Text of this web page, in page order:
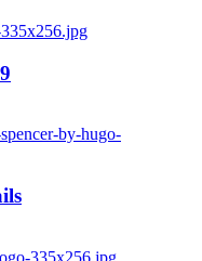
by-hugo-
335x256.jpg